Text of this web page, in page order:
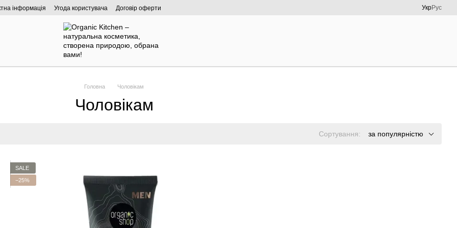
інформація Угода користувача Договір оферти УкрРус
Головна Чоловікам
Чоловікам
Сортування: за популярністю
SALE
−25%